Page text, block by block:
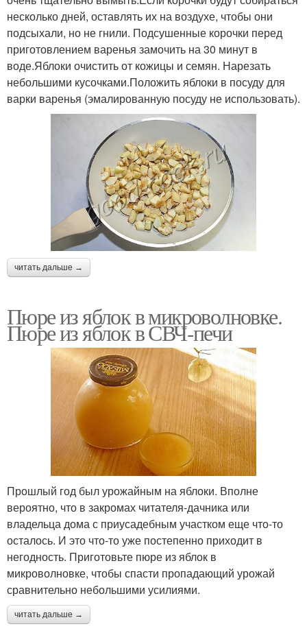
несколько дней, оставлять их на воздухе, чтобы они
подсыхали, но не гнили. Подсушенные корочки перед
приготовлением варенья замочить на 30 минут в
воде.Яблоки очистить от кожицы и семян. Нарезать
небольшими кусочками.Положить яблоки в посуду для
варки варенья (эмалированную посуду не использовать).
читать дальше →
Пюре из яблок в микроволновке.
Пюре из яблок в СВЧ-печи
Прошлый год был урожайным на яблоки. Вполне
вероятно, что в закромах читателя-дачника или
владельца дома с приусадебным участком еще что-то
осталось. И это что-то уже постепенно приходит в
негодность. Приготовьте пюре из яблок в
микроволновке, чтобы спасти пропадающий урожай
сравнительно небольшими усилиями.
читать дальше →